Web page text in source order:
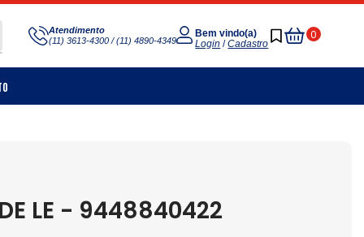
Atendimento
(11) 3613-4300 / (11) 4890-4349
Bem vindo(a)
Login /Cadastro
0
Meu
Carrinho
LE - 9448840422